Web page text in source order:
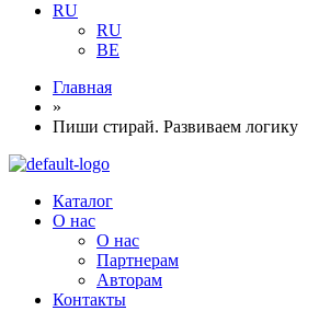
RU
RU
BE
Главная
»
Пиши стирай. Развиваем логику
Menu
Каталог
О нас
О нас
Партнерам
Авторам
Контакты